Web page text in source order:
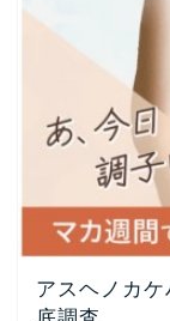
アスヘノカ